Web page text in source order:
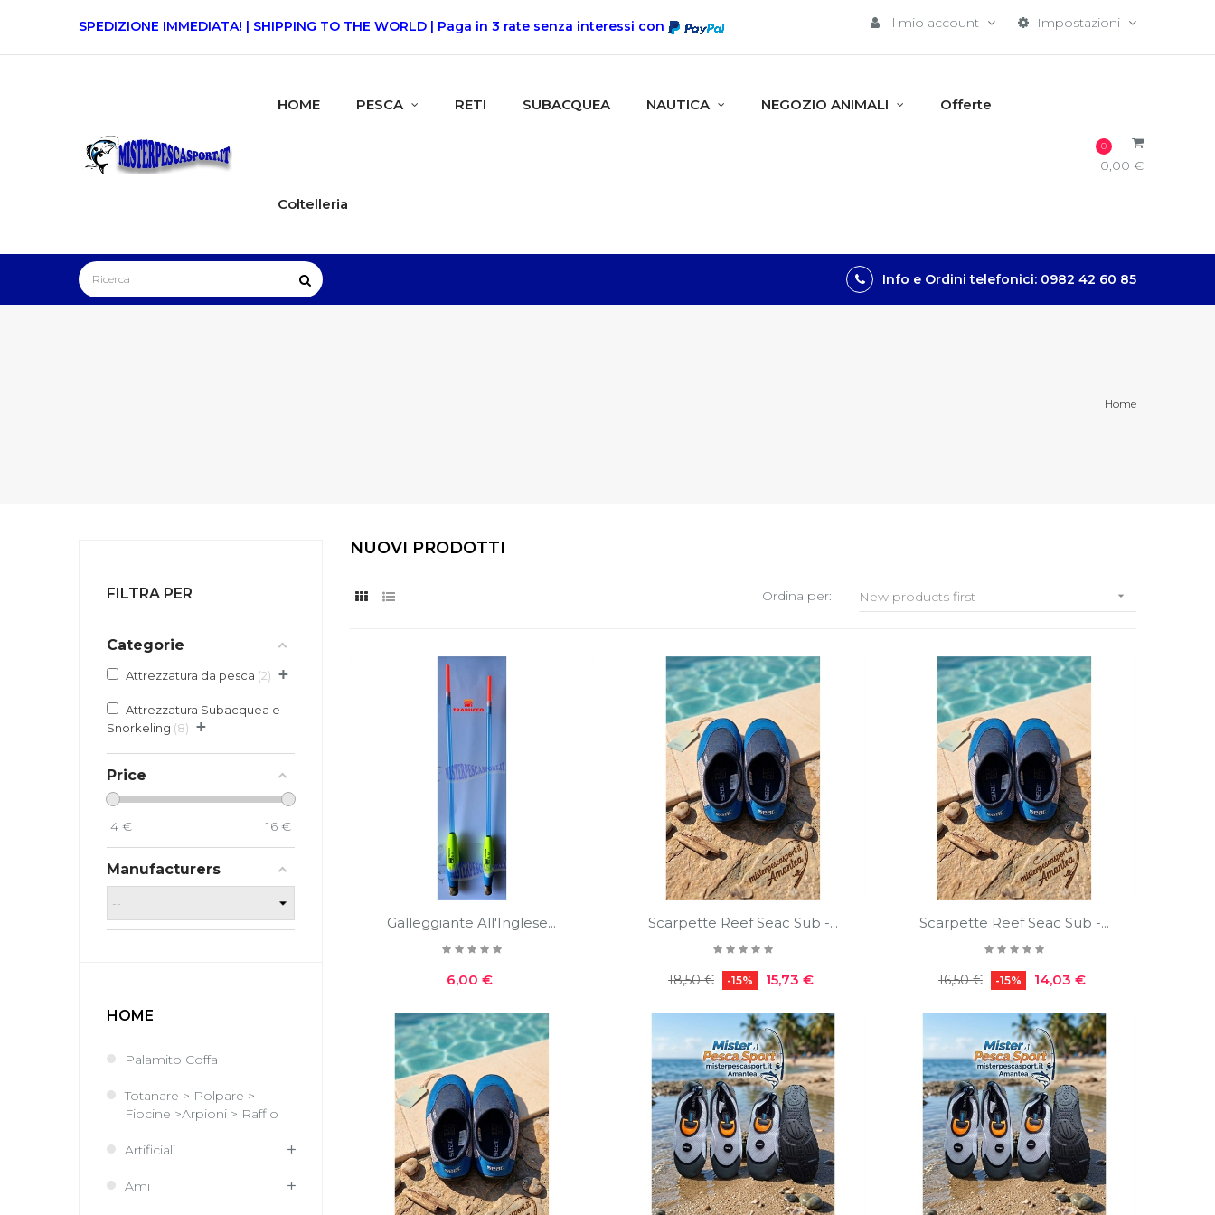
SPEDIZIONE IMMEDIATA! | SHIPPING TO THE WORLD | Paga in 3 rate senza interessi con Impostazioni
Il mio account
HOME PESCA RETI SUBACQUEA NAUTICA NEGOZIO ANIMALI Offerte
Coltelleria
0
0,00 €
Info e Ordini telefonici: 0982 42 60 85
Home
FILTRA PER
Categorie
Attrezzatura da pesca 2 +
Attrezzatura Subacquea e
Snorkeling 8 +
Price
4 € 16 €
Manufacturers
HOME
Palamito Coffa
Totanare > Polpare >
Fiocine >Arpioni > Raffio
Artificiali
Ami
NUOVI PRODOTTI
Ordina per: New products first 
Galleggiante All'Inglese...
Prezzo
6,00 €
Scarpette Reef Seac Sub -...
Prezzo
18,50 € -15% Prezzo
15,73 €
Scarpette Reef Seac Sub -...
Prezzo
16,50 € -15% Prezzo
14,03 €